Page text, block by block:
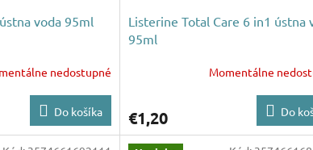
voda 95ml
nedostupné
Do košíka
Listerine Total Care 6 in1 ústna
95ml
Momentálne
€1,20 Do